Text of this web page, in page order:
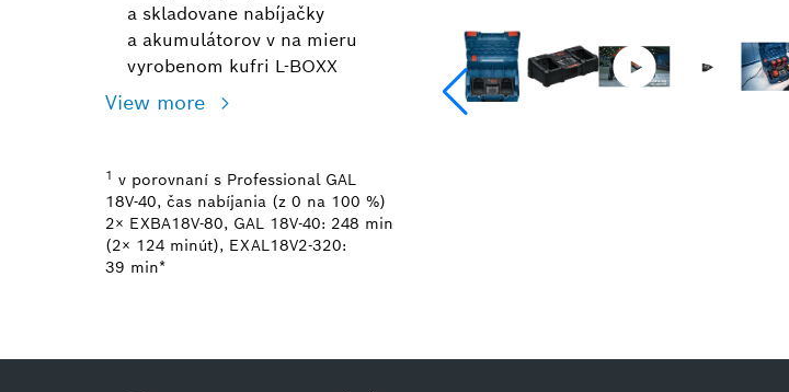
a skladovane nabíjačky
a akumulátorov v na mieru
vyrobenom kufri L-BOXX
View more
1 v porovnaní s Professional GAL
18V-40, čas nabíjania (z 0 na 100 %)
2× EXBA18V-80, GAL 18V-40: 248 min
(2× 124 minút), EXAL18V2-320:
39 min*